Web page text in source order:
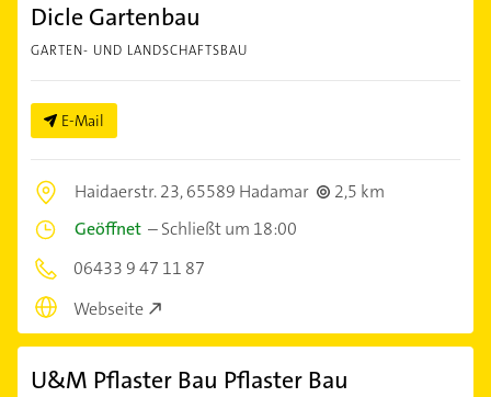
Dicle Gartenbau
GARTEN- UND LANDSCHAFTSBAU
E-Mail
Haidaerstr. 23,65589 Hadamar
2,5 km
Geöffnet –Schließt um 18:00
06433 9 47 11 87
Webseite
U&M Pflaster Bau Pflaster Bau